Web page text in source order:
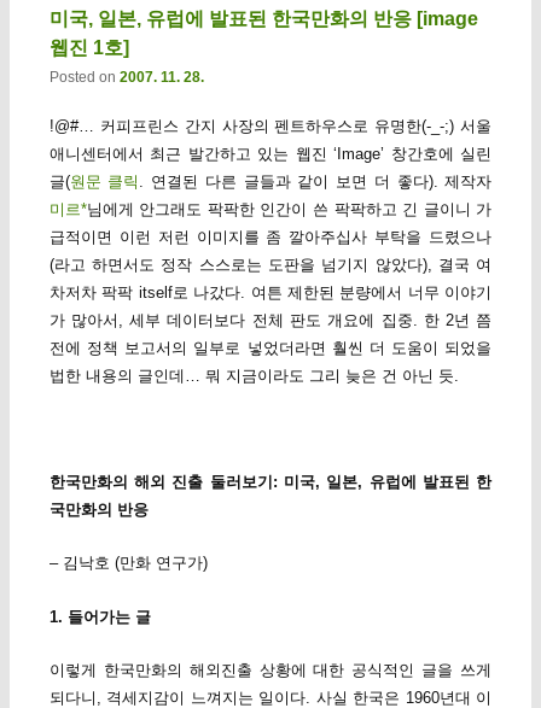
미국, 일본, 유럽에 발표된 한국만화의 반응 [image
웹진 1호]
Posted on 2007. 11. 28.
!@#… 커피프린스 간지 사장의 펜트하우스로 유명한(-_-;) 서울
애니센터에서 최근 발간하고 있는 웹진 ‘Image’ 창간호에 실린
글(원문 클릭 . 연결된 다른 글들과 같이 보면 더 좋다). 제작자
미르*님에게 안그래도 팍팍한 인간이 쓴 팍팍하고 긴 글이니 가
급적이면 이런 저런 이미지를 좀 깔아주십사 부탁을 드렸으나
(라고 하면서도 정작 스스로는 도판을 넘기지 않았다), 결국 여
차저차 팍팍 itself로 나갔다. 여튼 제한된 분량에서 너무 이야기
가 많아서, 세부 데이터보다 전체 판도 개요에 집중. 한 2년 쯤
전에 정책 보고서의 일부로 넣었더라면 훨씬 더 도움이 되었을
법한 내용의 글인데… 뭐 지금이라도 그리 늦은 건 아닌 듯.
한국만화의 해외 진출 둘러보기: 미국, 일본, 유럽에 발표된 한
국만화의 반응
– 김낙호 (만화 연구가)
1. 들어가는 글
이렇게 한국만화의 해외진출 상황에 대한 공식적인 글을 쓰게
되다니, 격세지감이 느껴지는 일이다. 사실 한국은 1960년대 이